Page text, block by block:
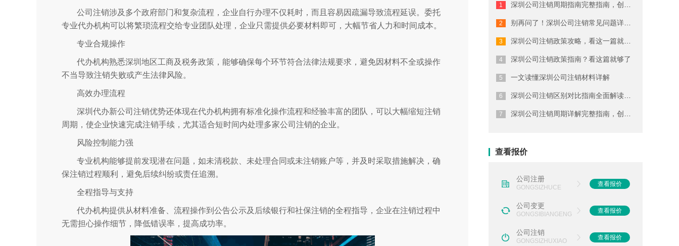
公司注销涉及多个政府部门和复杂流程，企业自行办理不仅耗时，而且容易因疏漏导致流程延误。委托
专业代办机构可以将繁琐流程交给专业团队处理，企业只需提供必要材料即可，大幅节省人力和时间成本。
专业合规操作
代办机构熟悉深圳地区工商及税务政策，能够确保每个环节符合法律法规要求，避免因材料不全或操作
不当导致注销失败或产生法律风险。
高效办理流程
深圳代办新公司注销优势还体现在代办机构拥有标准化操作流程和经验丰富的团队，可以大幅缩短注销
周期，使企业快速完成注销手续，尤其适合短时间内处理多家公司注销的企业。
风险控制能力强
专业机构能够提前发现潜在问题，如未清税款、未处理合同或未注销账户等，并及时采取措施解决，确
保注销过程顺利，避免后续纠纷或责任追溯。
全程指导与支持
代办机构提供从材料准备、流程操作到公告公示及后续银行和社保注销的全程指导，企业在注销过程中
无需担心操作细节，降低错误率，提高成功率。
深圳代理记账公司如何选择
注册深圳商标的流程
注册深圳公司要考虑哪些因素
办理深圳公司注册的费用
选择深圳代理记账公司有什么好处
深圳会计代理记账公司如何选择
深圳公司注销周期指南完整指南，创业者...
别再问了！深圳公司注销常见问题详解就...
深圳公司注销政策攻略，看这一篇就懂了
深圳公司注销政策指南？看这篇就够了
一文读懂深圳公司注销材料详解
深圳公司注销区别对比指南全面解读，终...
深圳公司注销周期详解完整指南，创业者...
查看报价
公司注册
GONGSIZHUCE
查看报价
公司变更
GONGSIBIANGENG
查看报价
公司注销
GONGSIZHUXIAO
查看报价